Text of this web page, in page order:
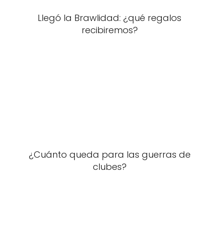
Llegó la Brawlidad: ¿qué regalos
recibiremos?
¿Cuánto queda para las guerras de
clubes?